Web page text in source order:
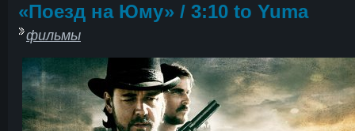
«Поезд на Юму» / 3:10 to Yuma
фильмы